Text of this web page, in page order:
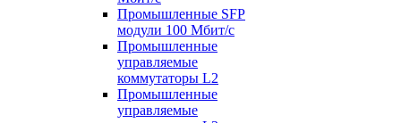
Промышленные SFP
модули 100 Мбит/c
Промышленные
управляемые
коммутаторы L2
Промышленные
управляемые